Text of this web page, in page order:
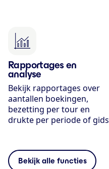
Rapportages en
analyse
Bekijk rapportages over
aantallen boekingen,
bezetting per tour en
drukte per periode of gids
Bekijk alle functies